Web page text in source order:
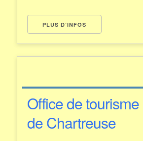
PLUS D’INFOS
Office de
de Chartreuse